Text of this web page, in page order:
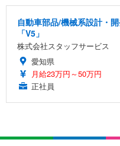
自動車部品/機械系設計・
「V5」
株式会社スタッフサービス
愛知県
月給23万円～50万円
正社員